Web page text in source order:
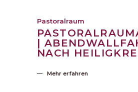
Pastoralraum
|
NACH
Mehr erfahren